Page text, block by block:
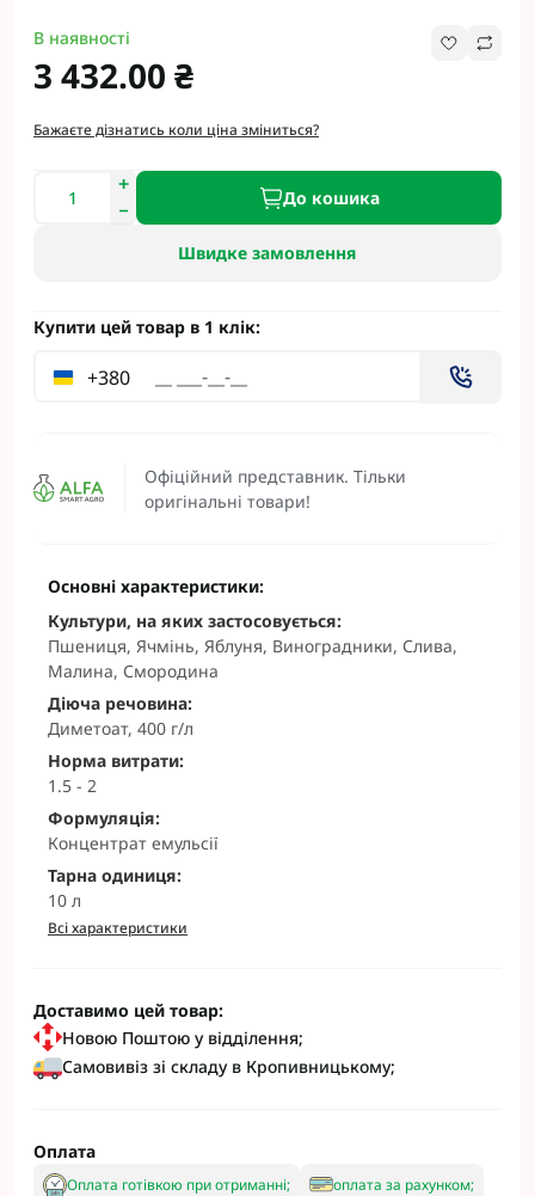
Офіційний представник. Тільки
оригінальні товари!
В наявності
3 432.00 ₴
Бажаєте дізнатись коли ціна зміниться?
До кошика
Швидке замовлення
Купити цей товар в 1 клік:
+380
Основні характеристики:
Культури, на яких застосовується:
Пшениця, Ячмінь, Яблуня, Виноградники, Слива,
Малина, Смородина
Діюча речовина:
Диметоат, 400 г/л
Норма витрати:
1.5 - 2
Формуляція:
Концентрат емульсії
Тарна одиниця:
10 л
Всі характеристики
Доставимо цей товар:
Новою Поштою у відділення;
Самовивіз зі складу в Кропивницькому;
Оплата
Оплата готівкою при отриманні; оплата за рахунком;